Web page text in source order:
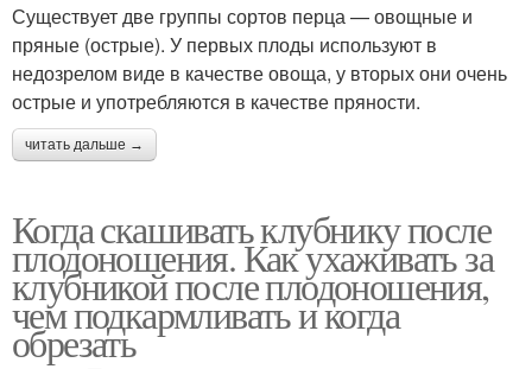
Существует две группы сортов перца — овощные и
пряные (острые). У первых плоды используют в
недозрелом виде в качестве овоща, у вторых они очень
острые и употребляются в качестве пряности.
читать дальше →
Когда скашивать клубнику после
плодоношения. Как ухаживать за
клубникой после плодоношения,
чем подкармливать и когда
обрезать